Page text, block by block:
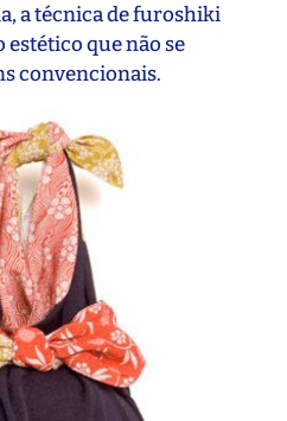
a técnica de furoshiki
que não se
convencionais.